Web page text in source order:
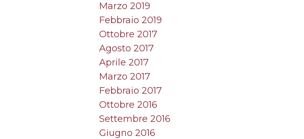
Marzo 2019
Febbraio 2019
Ottobre 2017
Agosto 2017
Aprile 2017
Marzo 2017
Febbraio 2017
Ottobre 2016
Settembre 2016
Giugno 2016